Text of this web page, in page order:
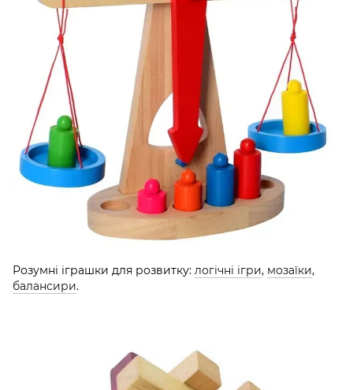
Розумні іграшки для розвитку: логічні ігри, мозаїки,
балансири.